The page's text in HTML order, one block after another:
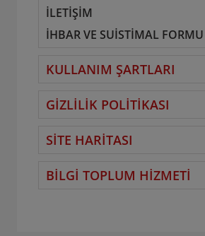
İLETİŞİM
İHBAR VE SUİSTİMAL FORMU
KULLANIM ŞARTLARI
GİZLİLİK POLİTİKASI
SİTE HARİTASI
BİLGİ TOPLUM HİZMETİ